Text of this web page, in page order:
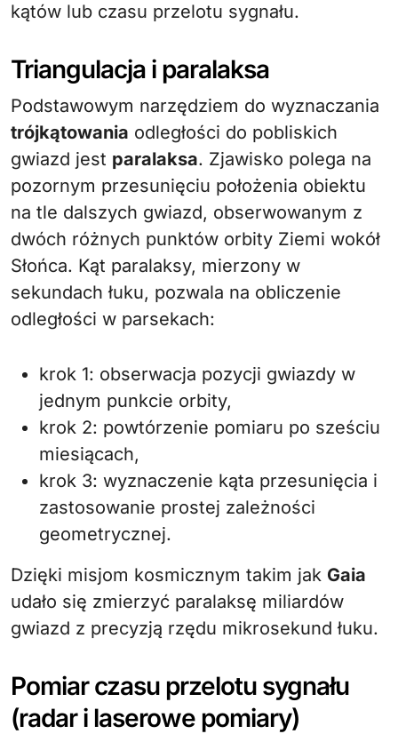
kątów lub czasu przelotu sygnału.
Triangulacja i paralaksa
Podstawowym narzędziem do wyznaczania
trójkątowania odległości do pobliskich
gwiazd jest paralaksa. Zjawisko polega na
pozornym przesunięciu położenia obiektu
na tle dalszych gwiazd, obserwowanym z
dwóch różnych punktów orbity Ziemi wokół
Słońca. Kąt paralaksy, mierzony w
sekundach łuku, pozwala na obliczenie
odległości w parsekach:
krok 1: obserwacja pozycji gwiazdy w
jednym punkcie orbity,
krok 2: powtórzenie pomiaru po sześciu
miesiącach,
krok 3: wyznaczenie kąta przesunięcia i
zastosowanie prostej zależności
geometrycznej.
Dzięki misjom kosmicznym takim jak Gaia
udało się zmierzyć paralaksę miliardów
gwiazd z precyzją rzędu mikrosekund łuku.
Pomiar czasu przelotu sygnału
(radar i laserowe pomiary)